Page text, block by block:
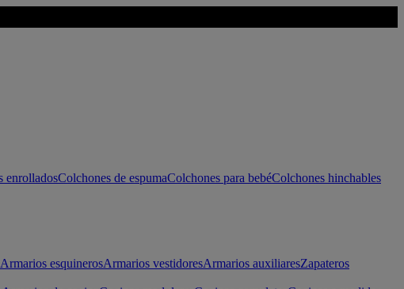
enrolladosColchones de espumaColchones para bebéColchones hinchables
Armarios esquinerosArmarios vestidoresArmarios auxiliaresZapateros